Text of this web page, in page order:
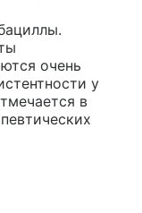
очень
у
в